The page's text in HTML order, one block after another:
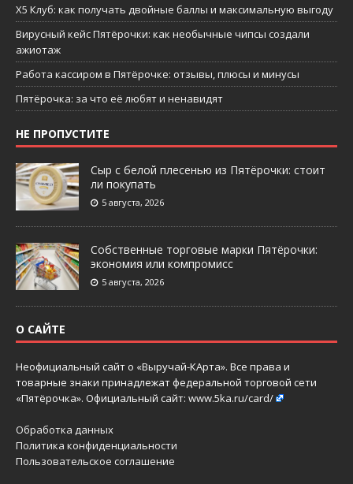
X5 Клуб: как получать двойные баллы и максимальную выгоду
Вирусный кейс Пятёрочки: как необычные чипсы создали
ажиотаж
Работа кассиром в Пятёрочке: отзывы, плюсы и минусы
Пятёрочка: за что её любят и ненавидят
НЕ ПРОПУСТИТЕ
Сыр с белой плесенью из Пятёрочки: стоит
ли покупать
5 августа, 2026
Собственные торговые марки Пятёрочки:
экономия или компромисс
5 августа, 2026
О САЙТЕ
Неофициальный сайт о «Выручай-КАрта». Все права и
товарные знаки принадлежат федеральной торговой сети
«Пятёрочка». Официальный сайт: www.5ka.ru/card/
Обработка данных
Политика конфиденциальности
Пользовательское соглашение